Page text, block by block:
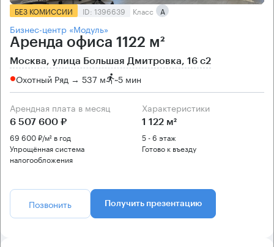
БЕЗ КОМИССИИ ID: 1396639 Класс А
Бизнес-центр «Модуль»
Аренда офиса 1122 м²
Москва, улица Большая Дмитровка, 16 с2
Охотный Ряд → 537 м ~5 мин
Арендная плата в месяц
6 507 600 ₽
69 600 ₽/м² в год
Упрощённая система
налогообложения
Характеристики
1 122 м²
5 - 6 этаж
Готово к въезду
Позвонить Получить презентацию